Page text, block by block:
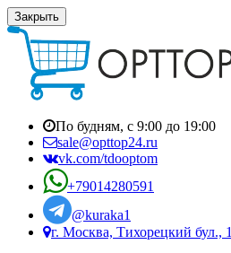
Закрыть
По будням, с 9:00 до 19:00
sale@opttop24.ru
vk.com/tdooptom
+79014280591
@kuraka1
г. Москва, Тихорецкий бул., 1